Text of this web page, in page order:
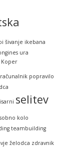
šivanje ikebana
ura
popravilo
selitev
sobno kolo
teambuilding
želodca zdravnik